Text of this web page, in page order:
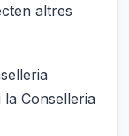
altres
Conselleria